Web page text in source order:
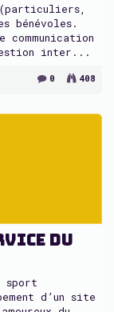
bénévoles.
inter...
0 408
du
sport
d’un site